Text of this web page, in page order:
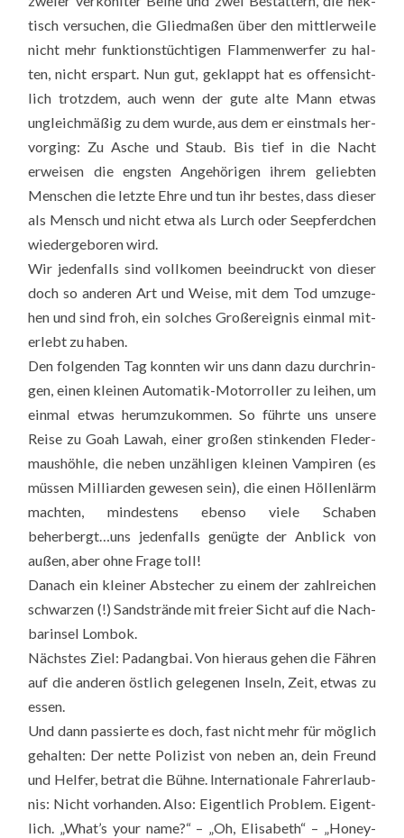
tisch ver­su­chen, die Glied­ma­ßen über den mitt­ler­wei­le
nicht mehr funk­ti­ons­tüch­ti­gen Flam­men­wer­fer zu hal­
ten, nicht erspart. Nun gut, geklappt hat es offen­sicht­
lich trotz­dem, auch wenn der gute alte Mann etwas
ungleich­mä­ßig zu dem wur­de, aus dem er einst­mals her­
vor­ging: Zu Asche und Staub. Bis tief in die Nacht
erwei­sen die engs­ten Ange­hö­ri­gen ihrem gelieb­ten
Men­schen die letz­te Ehre und tun ihr bes­tes, dass die­ser
als Mensch und nicht etwa als Lurch oder See­pferd­chen
wie­der­ge­bo­ren wird.
Wir jeden­falls sind voll­ko­men beein­druckt von die­ser
doch so ande­ren Art und Wei­se, mit dem Tod umzu­ge­
hen und sind froh, ein sol­ches Groß­ereig­nis ein­mal mit­
er­lebt zu haben.
Den fol­gen­den Tag konn­ten wir uns dann dazu durch­rin­
gen, einen klei­nen Auto­ma­tik-Motor­rol­ler zu lei­hen, um
ein­mal etwas her­um­zu­kom­men. So führ­te uns unse­re
Rei­se zu Goah Lawah, einer gro­ßen stin­ken­den Fle­der­
maus­höh­le, die neben unzäh­li­gen klei­nen Vam­pi­ren (es
müs­sen Mil­li­ar­den gewe­sen sein), die einen Höl­len­lärm
mach­ten, min­des­tens eben­so vie­le Scha­ben
beherbergt…uns jeden­falls genüg­te der Anblick von
außen, aber ohne Fra­ge toll!
Danach ein klei­ner Abste­cher zu einem der zahl­rei­chen
schwar­zen (!) Sand­strän­de mit frei­er Sicht auf die Nach­
bar­in­sel Lom­bok.
Nächs­tes Ziel: Pad­ang­bai. Von hier­aus gehen die Fäh­ren
auf die ande­ren öst­lich gele­ge­nen Inseln, Zeit, etwas zu
essen.
Und dann pas­sier­te es doch, fast nicht mehr für mög­lich
gehal­ten: Der net­te Poli­zist von neben an, dein Freund
und Hel­fer, betrat die Büh­ne. Inter­na­tio­na­le Fahr­erlaub­
nis: Nicht vor­han­den. Also: Eigent­lich Pro­blem. Eigent­
lich. „What’s your name?“ – „Oh, Eli­sa­beth“ – „Honey­